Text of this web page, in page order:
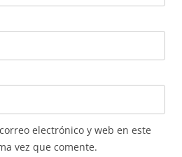
electrónico y web en este
vez que comente.